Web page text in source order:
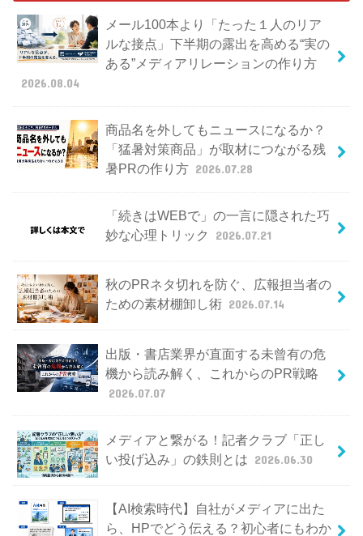
メール100本より「たった１人のリア
ルな接点」下半期の露出を高める“実の
ある”メディアリレーションの作り方
2026.08.04
商品名を外してもニュースになるか？
「猛暑対策商品」が取材につながる残
暑PRの作り方 2026.07.28
「続きはWEBで」の一言に隠された巧
妙な心理トリック
2026.07.21
秋のPRネタ切れを防ぐ、広報担当者の
ための素材棚卸し術 2026.07.14
出版・書店業界が直面する未曾有の危
機から読み解く、これからのPR戦略
2026.07.07
メディアと繋がる！記者クラブ「正し
い投げ込み」の鉄則とは 2026.06.30
【AI検索時代】自社がメディアに出た
ら、HPでどう伝える？初心者にもわか